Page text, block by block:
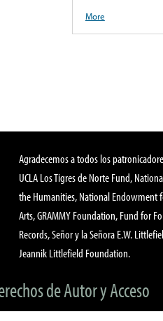
More
Agradecemos a todos los
UCLA Los Tigres de Norte Fund,
the Humanities, National Endowment
Arts, GRAMMY Foundation, Fund for
Records, Señor y la Señora E.W.
Jeannik Littlefield Foundation.
de Autor y Acceso